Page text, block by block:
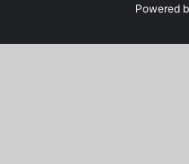
Powered